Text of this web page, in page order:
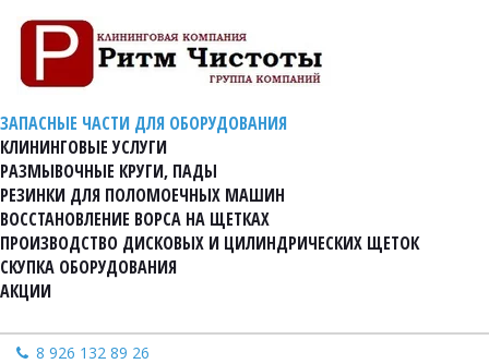
ЗАПАСНЫЕ ЧАСТИ ДЛЯ ОБОРУДОВАНИЯ
КЛИНИНГОВЫЕ УСЛУГИ
РАЗМЫВОЧНЫЕ КРУГИ, ПАДЫ
РЕЗИНКИ ДЛЯ ПОЛОМОЕЧНЫХ МАШИН
ВОССТАНОВЛЕНИЕ ВОРСА НА ЩЕТКАХ
ПРОИЗВОДСТВО ДИСКОВЫХ И ЦИЛИНДРИЧЕСКИХ ЩЕТОК
СКУПКА ОБОРУДОВАНИЯ
АКЦИИ
8 926 132 89 26